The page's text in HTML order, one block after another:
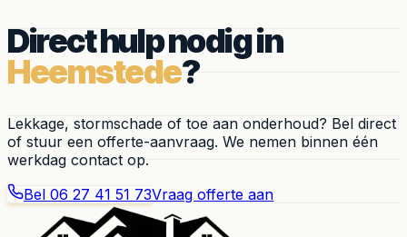
Direct hulp nodig in
Heemstede?
Lekkage, stormschade of toe aan onderhoud? Bel direct
of stuur een offerte-aanvraag. We nemen binnen één
werkdag contact op.
Bel 06 27 41 51 73Vraag offerte aan